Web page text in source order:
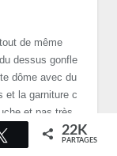
de même
dessus gonfle
dôme avec du
et la garniture c
et pas très
bonne pour
la crème
Tweetez 22K
PARTAGES